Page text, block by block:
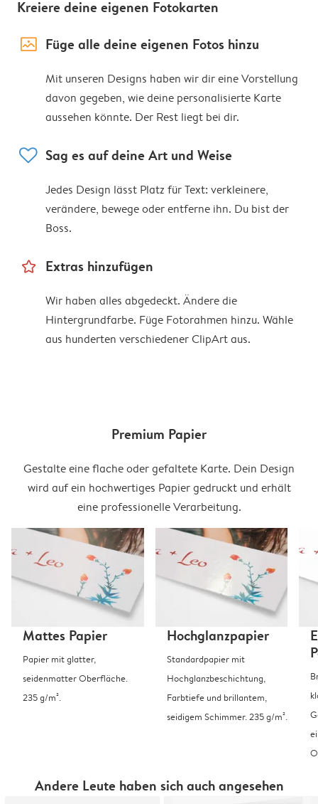
Kreiere deine eigenen Fotokarten
image_placeholder Füge alle deine eigenen Fotos hinzu
Mit unseren Designs haben wir dir eine Vorstellung
davon gegeben, wie deine personalisierte Karte
aussehen könnte. Der Rest liegt bei dir.
heart Sag es auf deine Art und Weise
Jedes Design lässt Platz für Text: verkleinere,
verändere, bewege oder entferne ihn. Du bist der
Boss.
star_outline Extras hinzufügen
Wir haben alles abgedeckt. Ändere die
Hintergrundfarbe. Füge Fotorahmen hinzu. Wähle
aus hunderten verschiedener ClipArt aus.
Premium Papier
Gestalte eine flache oder gefaltete Karte. Dein Design
wird auf ein hochwertiges Papier gedruckt und erhält
eine professionelle Verarbeitung.
Mattes Papier
Papier mit glatter,
seidenmatter Oberfläche.
235 g/m².
Hochglanzpapier
Standardpapier mit
Hochglanzbeschichtung,
Farbtiefe und brillantem,
seidigem Schimmer. 235 g/m².
Andere Leute haben sich auch angesehen